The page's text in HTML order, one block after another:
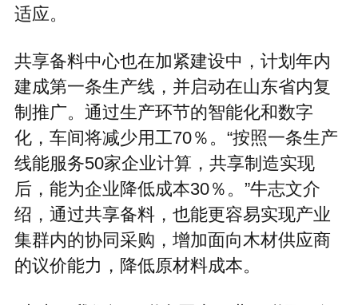
适应。
共享备料中心也在加紧建设中，计划年内
建成第一条生产线，并启动在山东省内复
制推广。通过生产环节的智能化和数字
化，车间将减少用工70％。“按照一条生产
线能服务50家企业计算，共享制造实现
后，能为企业降低成本30％。”牛志文介
绍，通过共享备料，也能更容易实现产业
集群内的协同采购，增加面向木材供应商
的议价能力，降低原材料成本。